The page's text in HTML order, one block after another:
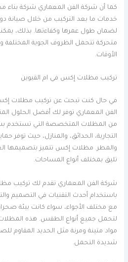
كما أن شركة الفن المعماري شركة بناء
خدمات ما بعد التركيب من خلال صيانة
لضمان طول عمرها وكفاءتها. بذلك،
متحركة تتحمل الظروف الجوية المختلفة
الأوقات.
تركيب مظلات إكس في ام القيوين
في حال كنت تبحث عن تركيب مظلات إكس
الفن المعماري توفر لك أفضل الحلول
من المظلات المتخصصة التي تستخدم
التجارية، الحدائق، والمنازل، حيث توفر
والمطر. مظلات إكس تتميز بتصميمها
تليق بمختلف أنواع المساحات.
شركة الفن المعماري تقدم لك تركيب
باستخدام أحدث التقنيات في التصميم
مع مختلف الأجواء، سواء كانت بيئة
لتحمل جميع أنواع الطقس. هذه
مواد متينة ومرنة مثل الحديد المقاوم
شديدة التحمل.